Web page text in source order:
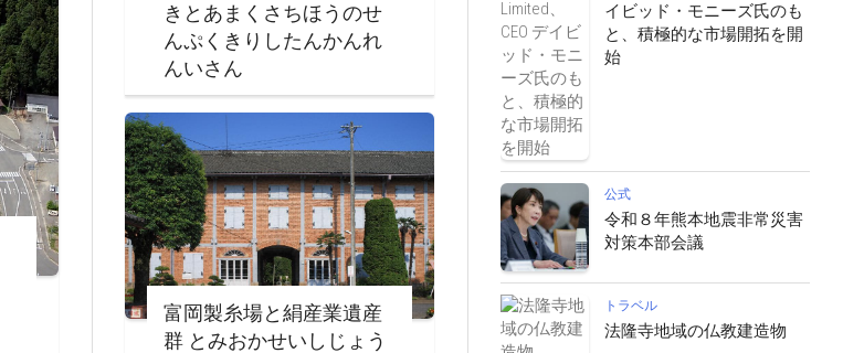
イビッド・モニーズ氏のも
と、積極的な市場開拓を開
始
公式
令和８年熊本地震非常災害
対策本部会議
トラベル
法隆寺地域の仏教建造物
きとあまくさちほうのせ
んぷくきりしたんかんれ
んいさん
富岡製糸場と絹産業遺産
群 とみおかせいしじょう